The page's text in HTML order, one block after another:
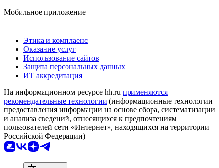
Мобильное приложение
Этика и комплаенс
Оказание услуг
Использование сайтов
Защита персональных данных
ИТ аккредитация
На информационном ресурсе hh.ru применяются
рекомендательные технологии (информационные технологии
предоставления информации на основе сбора, систематизации
и анализа сведений, относящихся к предпочтениям
пользователей сети «Интернет», находящихся на территории
Российской Федерации)